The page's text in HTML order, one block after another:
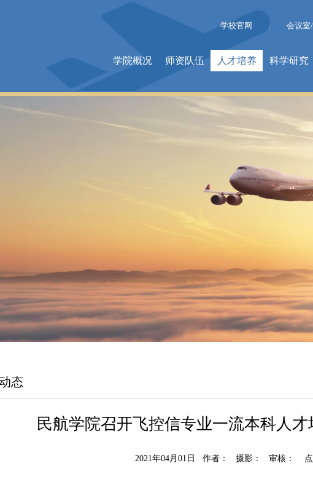
学校官网 | 会议室
学院概况 师资队伍 人才培养 科学研究
态
民航学院召开飞控信专业一流本科人
2021年04月01日 作者： 摄影： 审核： 点